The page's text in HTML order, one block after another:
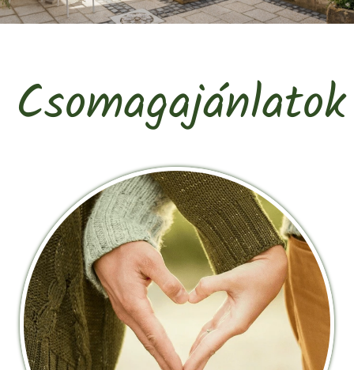
Csomagajánlatok